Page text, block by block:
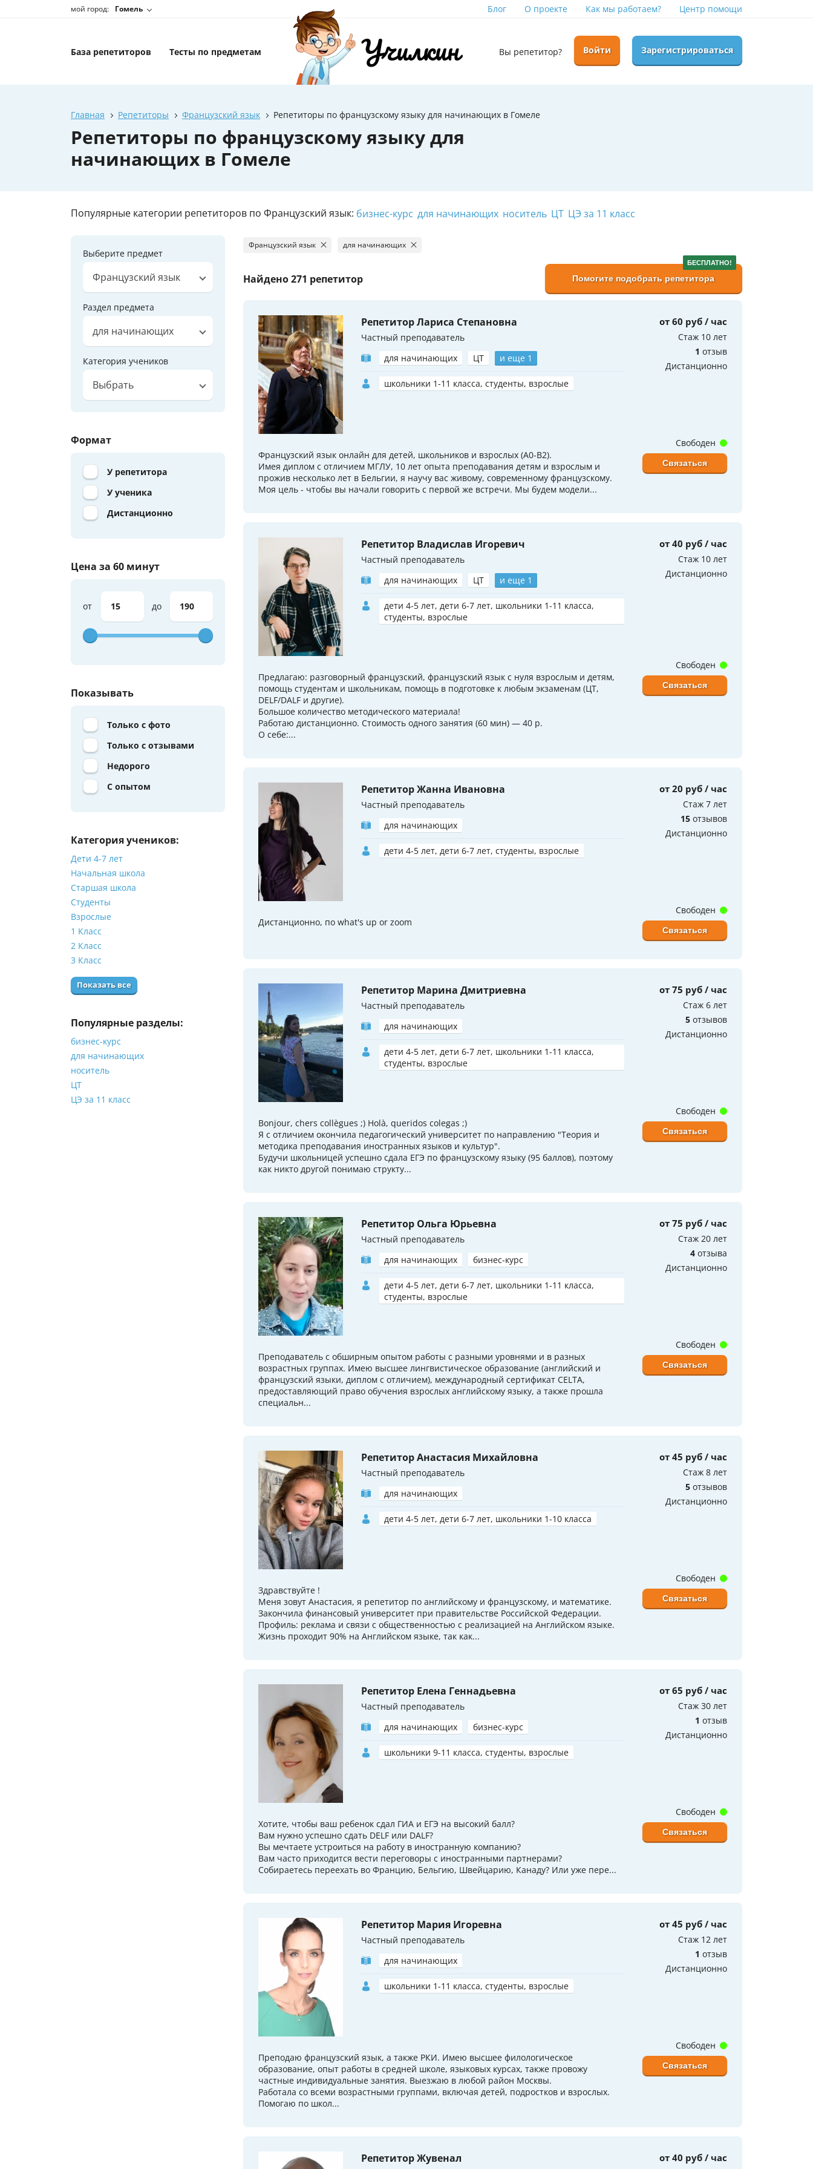
мой город: Гомель Блог О проекте Как мы работаем? Центр помощи
База репетиторов Тесты по предметам Вы репетитор? Войти Зарегистрироваться
Главная Репетиторы Французский язык Репетиторы по французскому языку для начинающих в Гомеле
Репетиторы по французскому языку для
начинающих в Гомеле
Популярные категории репетиторов по Французский язык: бизнес-курс для начинающих носитель ЦТ ЦЭ за 11 класс
Выберите предмет
Французский язык
Раздел предмета
для начинающих
Категория учеников
Выбрать
Формат
У репетитора
У ученика
Дистанционно
Цена за 60 минут
от до
Показывать
Только с фото
Только с отзывами
Недорого
С опытом
Категория учеников:
Дети 4-7 лет
Начальная школа
Старшая школа
Студенты
Взрослые
1 Класс
2 Класс
3 Класс
Показать все
Популярные разделы:
бизнес-курс
для начинающих
носитель
ЦТ
ЦЭ за 11 класс
Французский язык для начинающих
Найдено271 репетитор
БЕСПЛАТНО!
Помогите подобрать репетитора
Репетитор Лариса Степановна
Частный преподаватель
для начинающих
ЦТ и еще 1
школьники 1-11 класса, студенты, взрослые
от 60 руб / час
Стаж 10 лет
1 отзыв
Дистанционно
Французский язык онлайн для детей, школьников и взрослых (A0-B2).
Имея диплом с отличием МГЛУ, 10 лет опыта преподавания детям и взрослым и
прожив несколько лет в Бельгии, я научу вас живому, современному французскому.
Моя цель - чтобы вы начали говорить с первой же встречи. Мы будем модели...
Свободен
Связаться
Репетитор Владислав Игоревич
Частный преподаватель
для начинающих
ЦТ и еще 1
дети 4-5 лет, дети 6-7 лет, школьники 1-11 класса,
студенты, взрослые
от 40 руб / час
Стаж 10 лет
Дистанционно
Предлагаю: разговорный французский, французский язык с нуля взрослым и детям,
помощь студентам и школьникам, помощь в подготовке к любым экзаменам (ЦТ,
DELF/DALF и другие).
Большое количество методического материала!
Работаю дистанционно. Стоимость одного занятия (60 мин) — 40 р.
О себе:...
Свободен
Связаться
Репетитор Жанна Ивановна
Частный преподаватель
для начинающих
дети 4-5 лет, дети 6-7 лет, студенты, взрослые
от 20 руб / час
Стаж 7 лет
15 отзывов
Дистанционно
Дистанционно, по what's up or zoom
Свободен
Связаться
Репетитор Марина Дмитриевна
Частный преподаватель
для начинающих
дети 4-5 лет, дети 6-7 лет, школьники 1-11 класса,
студенты, взрослые
от 75 руб / час
Стаж 6 лет
5 отзывов
Дистанционно
Bonjour, chers collègues ;) Holà, queridos colegas ;)
Я с отличием окончила педагогический университет по направлению "Теория и
методика преподавания иностранных языков и культур".
Будучи школьницей успешно сдала ЕГЭ по французскому языку (95 баллов), поэтому
как никто другой понимаю структу...
Свободен
Связаться
Репетитор Ольга Юрьевна
Частный преподаватель
для начинающих
бизнес-курс
дети 4-5 лет, дети 6-7 лет, школьники 1-11 класса,
студенты, взрослые
от 75 руб / час
Стаж 20 лет
4 отзыва
Дистанционно
Преподаватель с обширным опытом работы с разными уровнями и в разных
возрастных группах. Имею высшее лингвистическое образование (английский и
французский языки, диплом с отличием), международный сертификат CELTA,
предоставляющий право обучения взрослых английскому языку, а также прошла
специальн...
Свободен
Связаться
Репетитор Анастасия Михайловна
Частный преподаватель
для начинающих
дети 4-5 лет, дети 6-7 лет, школьники 1-10 класса
от 45 руб / час
Стаж 8 лет
5 отзывов
Дистанционно
Здравствуйте !
Меня зовут Анастасия, я репетитор по английскому и французскому, и математике.
Закончила финансовый университет при правительстве Российской Федерации.
Профиль: реклама и связи с общественностью с реализацией на Английском языке.
Жизнь проходит 90% на Английском языке, так как...
Свободен
Связаться
Репетитор Елена Геннадьевна
Частный преподаватель
для начинающих
бизнес-курс
школьники 9-11 класса, студенты, взрослые
от 65 руб / час
Стаж 30 лет
1 отзыв
Дистанционно
Хотите, чтобы ваш ребенок сдал ГИА и ЕГЭ на высокий балл?
Вам нужно успешно сдать DELF или DALF?
Вы мечтаете устроиться на работу в иностранную компанию?
Вам часто приходится вести переговоры с иностранными партнерами?
Собираетесь переехать во Францию, Бельгию, Швейцарию, Канаду? Или уже пере...
Свободен
Связаться
Репетитор Мария Игоревна
Частный преподаватель
для начинающих
школьники 1-11 класса, студенты, взрослые
от 45 руб / час
Стаж 12 лет
1 отзыв
Дистанционно
Преподаю французский язык, а также РКИ. Имею высшее филологическое
образование, опыт работы в средней школе, языковых курсах, также провожу
частные индивидуальные занятия. Выезжаю в любой район Москвы.
Работала со всеми возрастными группами, включая детей, подростков и взрослых.
Помогаю по школ...
Свободен
Связаться
Репетитор Жувенал от 40 руб / час